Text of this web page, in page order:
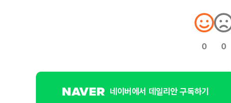
0 0
네이버에서 데일리안 구독하기